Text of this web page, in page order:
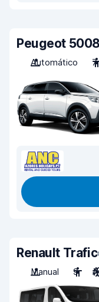
Peugeot
Automático
7
Renault Trafic
Manual
9